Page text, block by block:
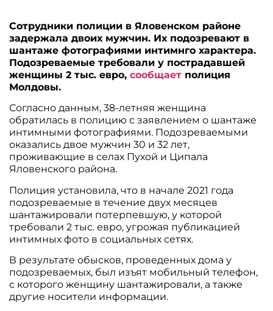
Сотрудники полиции в Яловенском районе
задержала двоих мужчин. Их подозревают в
шантаже фотографиями интимнго характера.
Подозреваемые требовали у пострадавшей
женщины 2 тыс. евро,сообщает полиция
Молдовы.
Согласно данным, 38-летняя женщина
обратилась в полицию с заявлением о шантаже
интимными фотографиями. Подозреваемыми
оказались двое мужчин 30 и 32 лет,
проживающие в селах Пухой и Ципала
Яловенского района.
Полиция установила, что в начале 2021 года
подозреваемые в течение двух месяцев
шантажировали потерпевшую, у которой
требовали 2 тыс. евро, угрожая публикацией
интимных фото в социальных сетях.
В результате обысков, проведенных дома у
подозреваемых, был изъят мобильный телефон,
с которого женщину шантажировали, а также
другие носители информации.